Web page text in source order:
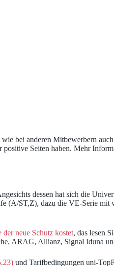
bei anderen Mitbewerbern
Seiten haben. Mehr
dessen hat sich die
ST,Z), dazu die VE-Serie mit
der neue Schutz kostet, das lesen
ARAG, Allianz, Signal Iduna
und Tarifbedingungen uni-